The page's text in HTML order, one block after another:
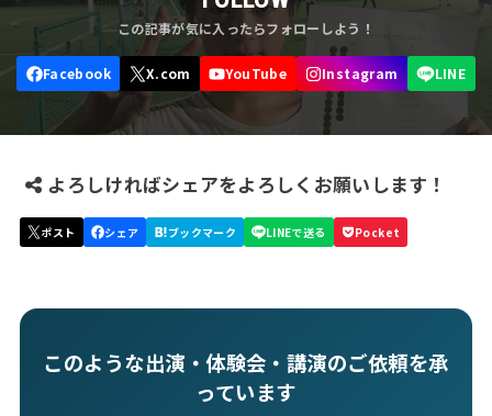
よろしければシェアをよろしくお願いします！
このような出演・体験会・講演のご依頼を承
っています